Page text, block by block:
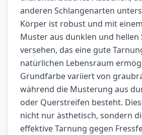
anderen Schlangenarten
Körper ist robust und mit
Muster aus dunklen und hellen
versehen, das eine gute
natürlichen Lebensraum
Grundfarbe variiert von
während die Musterung aus
oder Querstreifen besteht.
nicht nur ästhetisch, sondern
effektive Tarnung gegen